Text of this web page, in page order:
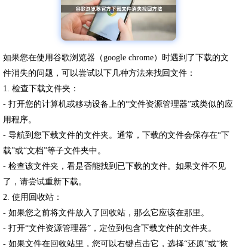
如果您在使用谷歌浏览器（google chrome）时遇到了下载的文
件消失的问题，可以尝试以下几种方法来找回文件：
1. 检查下载文件夹：
- 打开您的计算机或移动设备上的“文件资源管理器”或类似的应
用程序。
- 导航到您下载文件的文件夹。通常，下载的文件会保存在“下
载”或“文档”等子文件夹中。
- 检查该文件夹，看是否能找到已下载的文件。如果文件不见
了，请尝试重新下载。
2. 使用回收站：
- 如果您之前将文件放入了回收站，那么它应该在那里。
- 打开“文件资源管理器”，定位到包含下载文件的文件夹。
- 如果文件在回收站里，您可以右键点击它，选择“还原”或“恢